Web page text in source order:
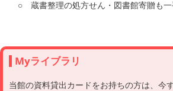
○　蔵書整理の処方せん・図書館寄贈も
Myライブラリ
当館の資料貸出カードをお持ちの方は、今